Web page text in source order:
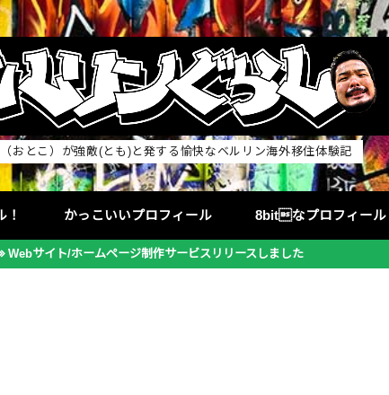
おとこ）が強敵(とも)と発する愉快なベルリン海外移住体験記
かっこいいプロフィール 8bitなプロフィール
Webサイト/ホームページ制作サービスリリースしました